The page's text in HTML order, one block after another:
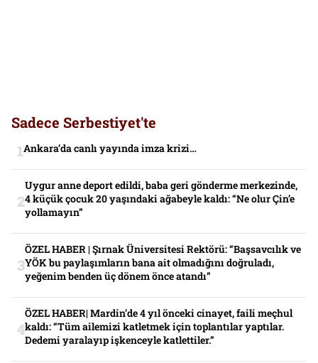
Sadece Serbestiyet'te
Ankara’da canlı yayında imza krizi…
Uygur anne deport edildi, baba geri gönderme merkezinde,
4 küçük çocuk 20 yaşındaki ağabeyle kaldı: “Ne olur Çin’e
yollamayın”
ÖZEL HABER | Şırnak Üniversitesi Rektörü: “Başsavcılık ve
YÖK bu paylaşımların bana ait olmadığını doğruladı,
yeğenim benden üç dönem önce atandı”
ÖZEL HABER| Mardin’de 4 yıl önceki cinayet, faili meçhul
kaldı: “Tüm ailemizi katletmek için toplantılar yaptılar.
Dedemi yaralayıp işkenceyle katlettiler.”